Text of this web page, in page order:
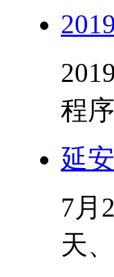
程
延
7月
天